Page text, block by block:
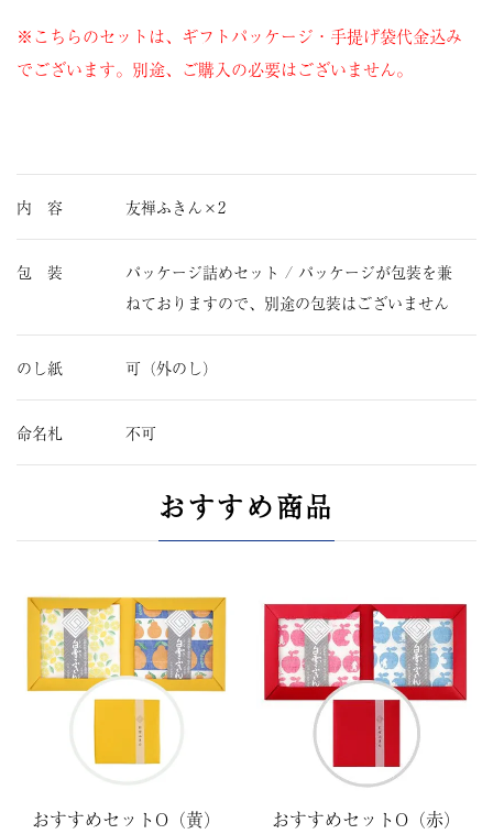
※こちらのセットは、ギフトパッケージ・手提げ袋代金込み
でございます。別途、ご購入の必要はございません。
内 容 友禅ふきん×2
包 装
パッケージ詰めセット / パッケージが包装を兼
ねておりますので、別途の包装はございません
のし紙 可（外のし）
命名札 不可
おすすめ商品
おすすめセットO（黄） おすすめセットO（赤）